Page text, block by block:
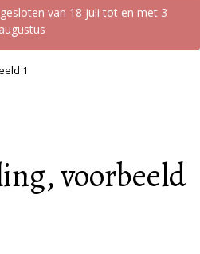
van 18 juli tot en met 3
augustus
1
voorbeeld